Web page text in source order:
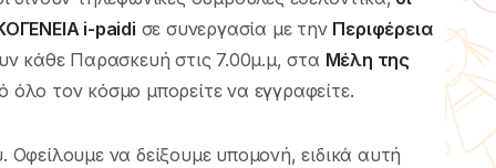
i-paidi σε συνεργασία με την Περιφέρεια
κάθε Παρασκευή στις 7.00μ.μ, στα Μέλη της
τον κόσμο μπορείτε να εγγραφείτε.
Οφείλουμε να δείξουμε υπομονή, ειδικά αυτή